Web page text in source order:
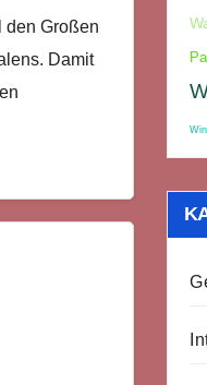
den Großen
Damit